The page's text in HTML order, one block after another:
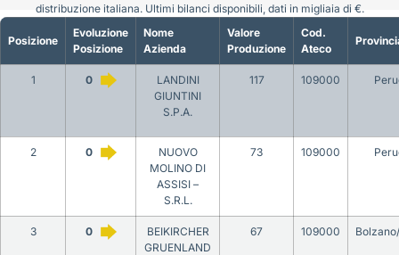
Posizione
Evoluzione
Posizione
Nome
Azienda
Valore
Produzione
Cod.
Ateco
1 0
LANDINI
GIUNTINI
S.P.A.
117 109000
2 0
NUOVO
MOLINO DI
ASSISI –
S.R.L.
73 109000
3 0
BEIKIRCHER
GRUENLAND
67 109000
distribuzione italiana. Ultimi bilanci disponibili, dati in migliaia di €.